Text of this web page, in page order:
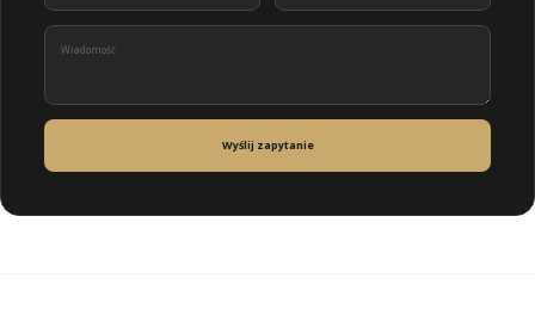
Wyślij zapytanie